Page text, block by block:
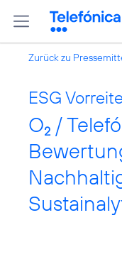
Zurück zu
ESG
O2 /